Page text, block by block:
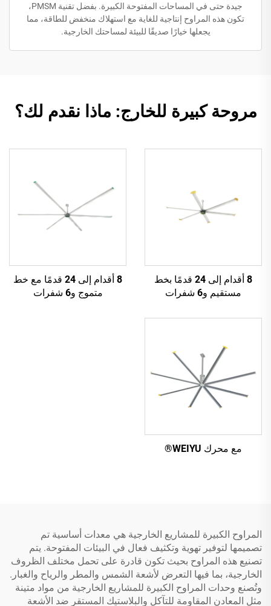
جيدة حتى في المساحات المفتوحة الكبيرة. بفضل تقنية PMSM،
تكون هذه المراوح إنتاجية للغاية مع استهلاك منخفض للطاقة، مما
يجعلها خيارًا صديقًا للبيئة لمساحتك الخارجية.
مروحة كبيرة للخارج: ماذا نقدم لك؟
8 أقدام إلى 24 قدمًا بخط
مستقيم و6 شفرات
8 أقدام إلى 24 قدمًا مع خط
متموج و6 شفرات
مع محرك WEIYU®
المراوح الكبيرة للمشاريع الخارجية هي معدات أساسية تم
تصميمها لتوفير تهوية وتكثيف فعال في البيئات المفتوحة. يتم
تصنيع هذه المراوح بحيث تكون قادرة على تحمل مختلف الظروف
الخارجية، بما فيها التعرض لأشعة الشمس والمطر والرياح والغبار.
وتُصنع وحدات المراوح الكبيرة للمشاريع الخارجية من مواد متينة
مثل المعادن المقاومة للتآكل والبلاستيك المستقر ضد الأشعة